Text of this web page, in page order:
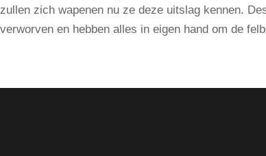
zullen zich wapenen nu ze deze uitslag kennen.
verworven en hebben alles in eigen hand om de